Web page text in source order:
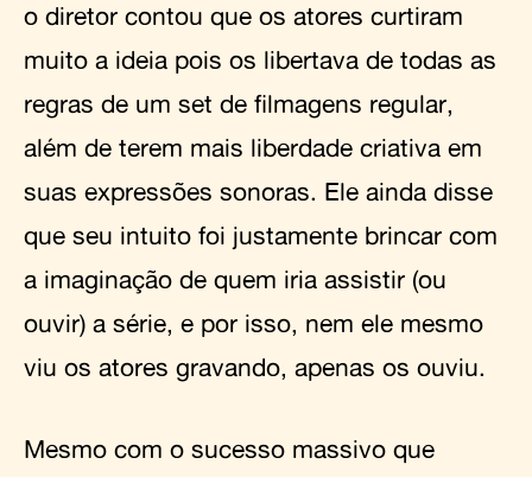
o diretor contou que os atores curtiram
muito a ideia pois os libertava de todas as
regras de um set de filmagens regular,
além de terem mais liberdade criativa em
suas expressões sonoras. Ele ainda disse
que seu intuito foi justamente brincar com
a imaginação de quem iria assistir (ou
ouvir) a série, e por isso, nem ele mesmo
viu os atores gravando, apenas os ouviu.
Mesmo com o sucesso massivo que